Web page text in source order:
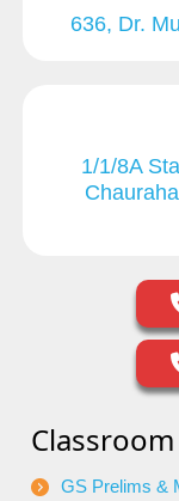
636, Dr.
1/1/8A
GS Prelims &